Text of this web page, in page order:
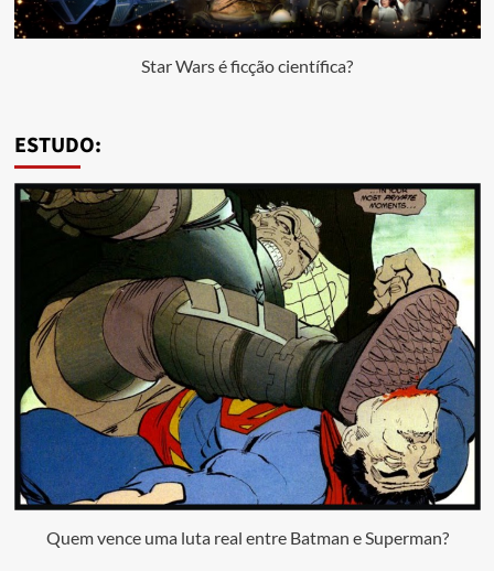
Star Wars é ficção científica?
ESTUDO:
Quem vence uma luta real entre Batman e Superman?